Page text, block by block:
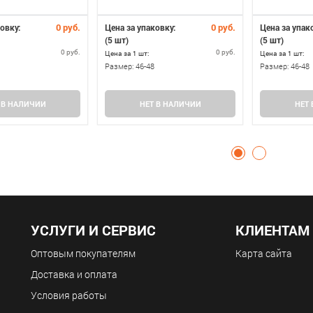
0 руб.
0 руб.
В НАЛИЧИИ
Цена за упаковку: 0 руб.
(5 шт)
Цена за 1 шт: 0 руб.
Размер: 46-48
НЕТ В НАЛИЧИИ
Цена за
(5 шт)
Цена за 1 шт:
Размер: 46-48
НЕТ
УСЛУГИ И СЕРВИС
Оптовым покупателям
Доставка и оплата
Условия работы
КЛИЕНТАМ
Карта сайта